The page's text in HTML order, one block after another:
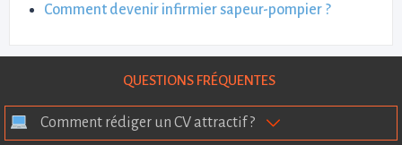
Comment devenir infirmier sapeur-pompier ?
QUESTIONS FRÉQUENTES
Comment rédiger un CV attractif ?